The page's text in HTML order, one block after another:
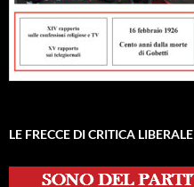
LE FRECCE DI CRITICA LIBERALE